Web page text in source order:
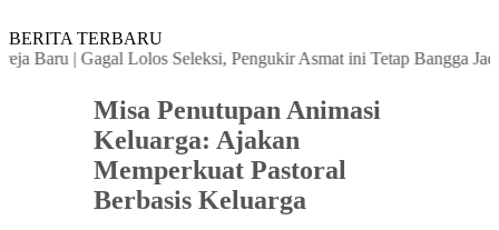
BERITA TERBARU
Baru| Gagal Lolos Seleksi, Pengukir Asmat ini Tetap Bangga Jadi
Misa Penutupan Animasi
Keluarga: Ajakan
Memperkuat Pastoral
Berbasis Keluarga